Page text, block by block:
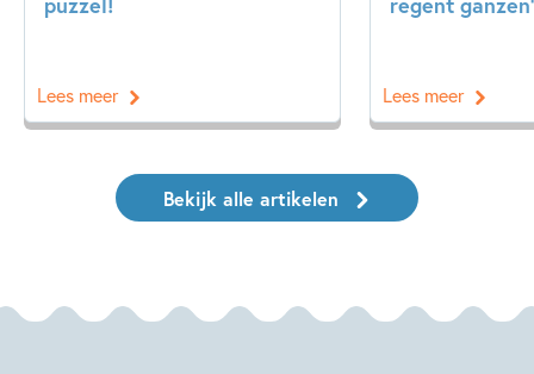
Lees meer Lees meer
Bekijk alle artikelen